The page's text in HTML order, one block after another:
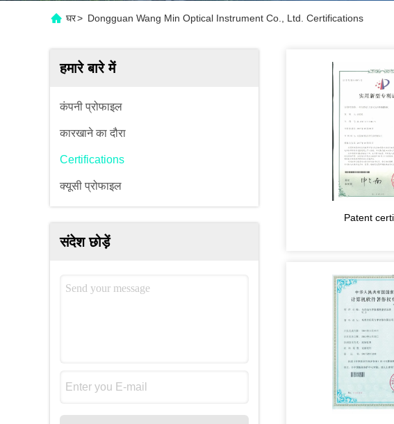
घर> Dongguan Wang Min Optical Instrument Co., Ltd. Certifications
हमारे बारे में
कंपनी प्रोफाइल
कारखाने का दौरा
Certifications
क्यूसी प्रोफाइल
संदेश छोड़ें
Patent